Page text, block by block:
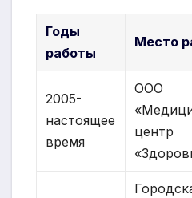
Годы
работы
Место
2005-
настоящее
время
ООО
центр